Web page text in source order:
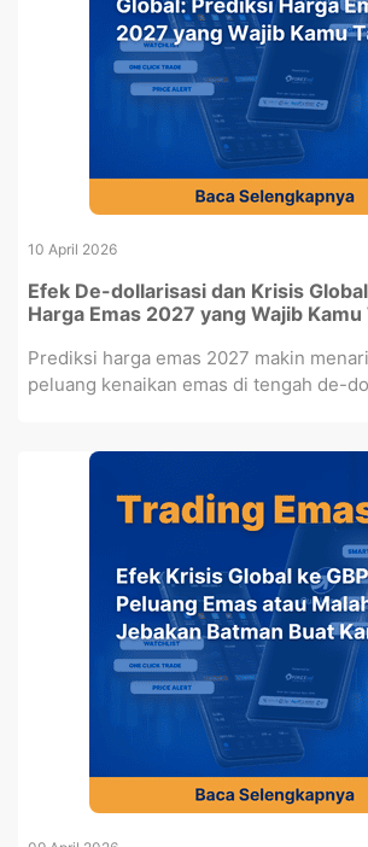
10 April 2026
Efek De-dollarisasi dan Krisis
Harga Emas 2027 yang Wajib Kamu
Prediksi harga emas 2027 makin
peluang kenaikan emas di tengah de-